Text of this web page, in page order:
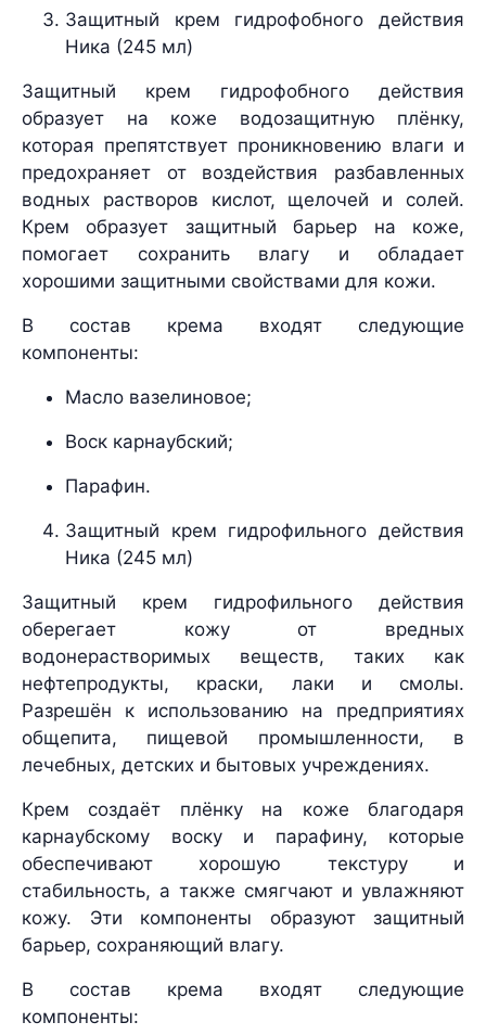
Защитный крем гидрофобного действия
Ника (245 мл)
Защитный крем гидрофобного действия
образует на коже водозащитную плёнку,
которая препятствует проникновению влаги и
предохраняет от воздействия разбавленных
водных растворов кислот, щелочей и солей.
Крем образует защитный барьер на коже,
помогает сохранить влагу и обладает
хорошими защитными свойствами для кожи.
В состав крема входят следующие
компоненты:
Масло вазелиновое;
Воск карнаубский;
Парафин.
Защитный крем гидрофильного действия
Ника (245 мл)
Защитный крем гидрофильного действия
оберегает кожу от вредных
водонерастворимых веществ, таких как
нефтепродукты, краски, лаки и смолы.
Разрешён к использованию на предприятиях
общепита, пищевой промышленности, в
лечебных, детских и бытовых учреждениях.
Крем создаёт плёнку на коже благодаря
карнаубскому воску и парафину, которые
обеспечивают хорошую текстуру и
стабильность, а также смягчают и увлажняют
кожу. Эти компоненты образуют защитный
барьер, сохраняющий влагу.
В состав крема входят следующие
компоненты: